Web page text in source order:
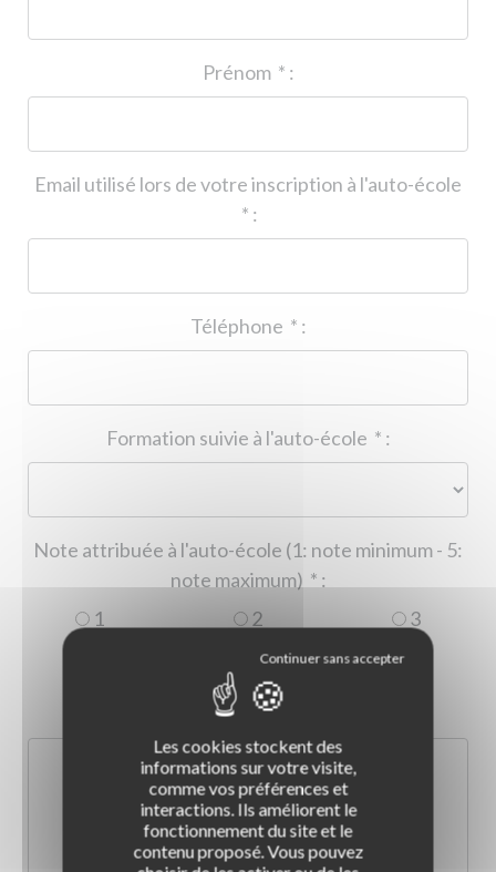
* :
Email utilisé lors de votre inscription à l'auto-école
* :
* :
* :
Note attribuée à l'auto-école (1: note minimum - 5:
* :
1
2
3
5
Les cookies stockent des
informations sur votre visite,
comme vos préférences et
interactions. Ils améliorent le
fonctionnement du site et le
contenu proposé. Vous pouvez